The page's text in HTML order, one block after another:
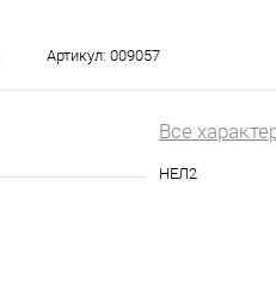
Артикул: 009057
Все
НЕЛ2